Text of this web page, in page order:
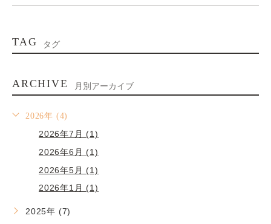
TAG タグ
ARCHIVE 月別アーカイブ
2026年 (4)
2026年7月 (1)
2026年6月 (1)
2026年5月 (1)
2026年1月 (1)
2025年 (7)